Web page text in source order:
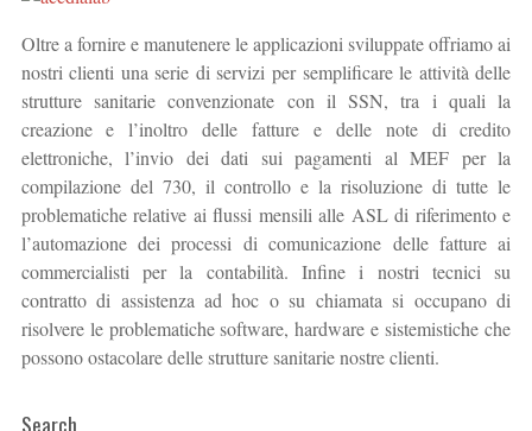
Oltre a fornire e manutenere le applicazioni sviluppate offriamo ai
nostri clienti una serie di servizi per semplificare le attività delle
strutture sanitarie convenzionate con il SSN, tra i quali la
creazione e l’inoltro delle fatture e delle note di credito
elettroniche, l’invio dei dati sui pagamenti al MEF per la
compilazione del 730, il controllo e la risoluzione di tutte le
problematiche relative ai flussi mensili alle ASL di riferimento e
l’automazione dei processi di comunicazione delle fatture ai
commercialisti per la contabilità. Infine i nostri tecnici su
contratto di assistenza ad hoc o su chiamata si occupano di
risolvere le problematiche software, hardware e sistemistiche che
possono ostacolare delle strutture sanitarie nostre clienti.
Search